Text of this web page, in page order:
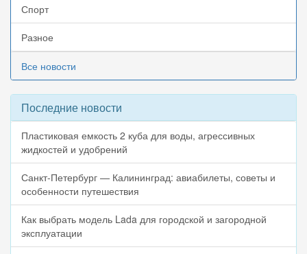
Спорт
Разное
Все новости
Последние новости
Пластиковая емкость 2 куба для воды, агрессивных
жидкостей и удобрений
Санкт-Петербург — Калининград: авиабилеты, советы и
особенности путешествия
Как выбрать модель Lada для городской и загородной
эксплуатации